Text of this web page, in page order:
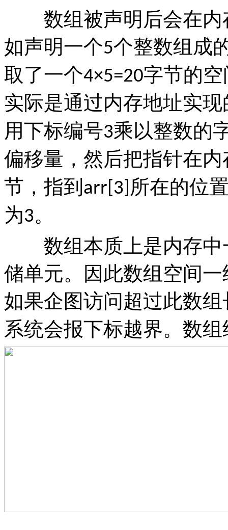
数组被声明后会在内
如声明一个5个整数组成
取了一个4×5=20字节的
实际是通过内存地址实
用下标编号3乘以整数的
偏移量，然后把指针在
节，指到 arr[3] 所在的位
为3。
数组本质上是内存中
储单元。因此数组空间
如果企图访问超过此数
系统会报下标越界。数